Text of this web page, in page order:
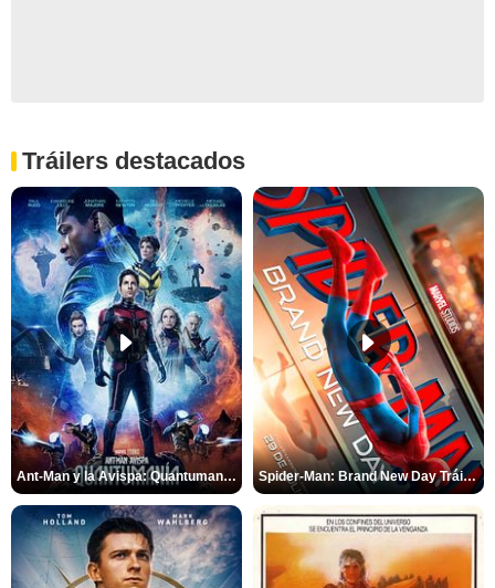
Tráilers destacados
Ant-Man y la Avispa: Quantumanía Tráiler (2) Spider-Man: Brand New Day Tráiler (3)